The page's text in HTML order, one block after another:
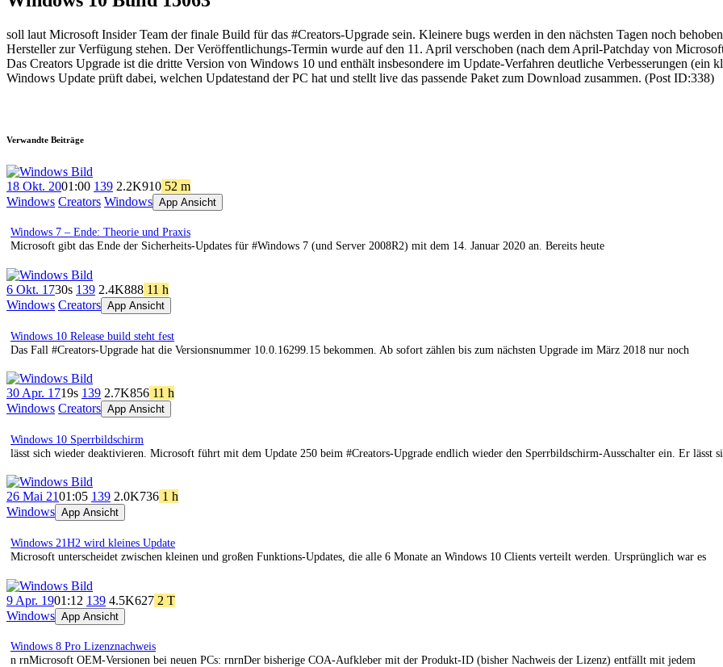
soll laut Microsoft Insider Team der finale Build für das #Creators-Upgrade sein. Kleinere bugs werden in den nächsten Tagen noch
Hersteller zur Verfügung stehen. Der Veröffentlichungs-Termin wurde auf den 11. April verschoben (nach dem April-Patchday von
Das Creators Upgrade ist die dritte Version von Windows 10 und enthält insbesondere im Update-Verfahren deutliche Verbesserungen (ein
Windows Update prüft dabei, welchen Updatestand der PC hat und stellt live das passende Paket zum Download zusammen. (Post ID:338)
Verwandte Beiträge
18 Okt. 2001:00 139 2.2K910 52 m
Windows Creators Windows App Ansicht
Windows 7 – Ende: Theorie und Praxis
Microsoft gibt das Ende der Sicherheits-Updates für #Windows 7 (und Server 2008R2) mit dem 14. Januar 2020 an. Bereits heute
6 Okt. 1730s 139 2.4K888 11 h
Windows Creators App Ansicht
Windows 10 Release build steht fest
Das Fall #Creators-Upgrade hat die Versionsnummer 10.0.16299.15 bekommen. Ab sofort zählen bis zum nächsten Upgrade im März 2018 nur noch
30 Apr. 1719s 139 2.7K856 11 h
Windows Creators App Ansicht
Windows 10 Sperrbildschirm
lässt sich wieder deaktivieren. Microsoft führt mit dem Update 250 beim #Creators-Upgrade endlich wieder den Sperrbildschirm-Ausschalter ein. Er lässt
26 Mai 2101:05 139 2.0K736 1 h
Windows App Ansicht
Windows 21H2 wird kleines Update
Microsoft unterscheidet zwischen kleinen und großen Funktions-Updates, die alle 6 Monate an Windows 10 Clients verteilt werden. Ursprünglich war es
9 Apr. 1901:12 139 4.5K627 2 T
Windows App Ansicht
Windows 8 Pro Lizenznachweis
n rnMicrosoft OEM-Versionen bei neuen PCs: rnrnDer bisherige COA-Aufkleber mit der Produkt-ID (bisher Nachweis der Lizenz) entfällt mit jedem